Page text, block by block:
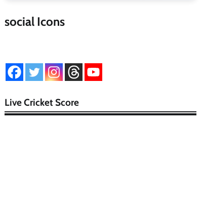
social Icons
Live Cricket Score